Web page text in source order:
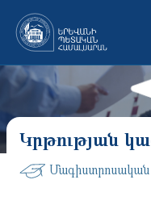
Կրթության
Մագիստրոսական